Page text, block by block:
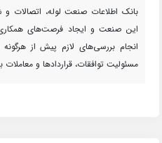
بانک اطلاعات صنعت لوله، اتصالات و
این صنعت و ایجاد فرصت‌های
انجام بررسی‌های لازم پیش از
مسئولیت توافقات، قراردادها و